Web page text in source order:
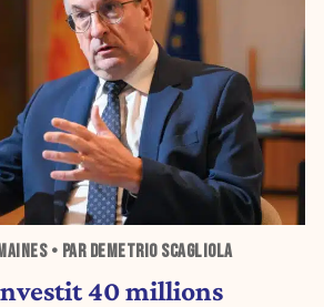
• PAR DEMETRIO SCAGLIOLA
40 millions